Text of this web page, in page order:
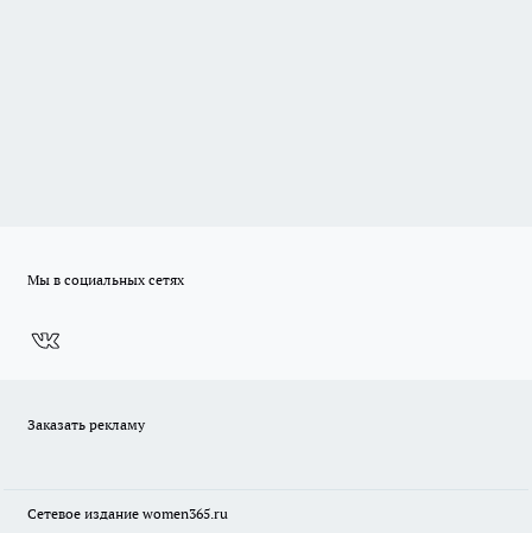
Мы в социальных сетях
Заказать рекламу
Сетевое издание women365.ru